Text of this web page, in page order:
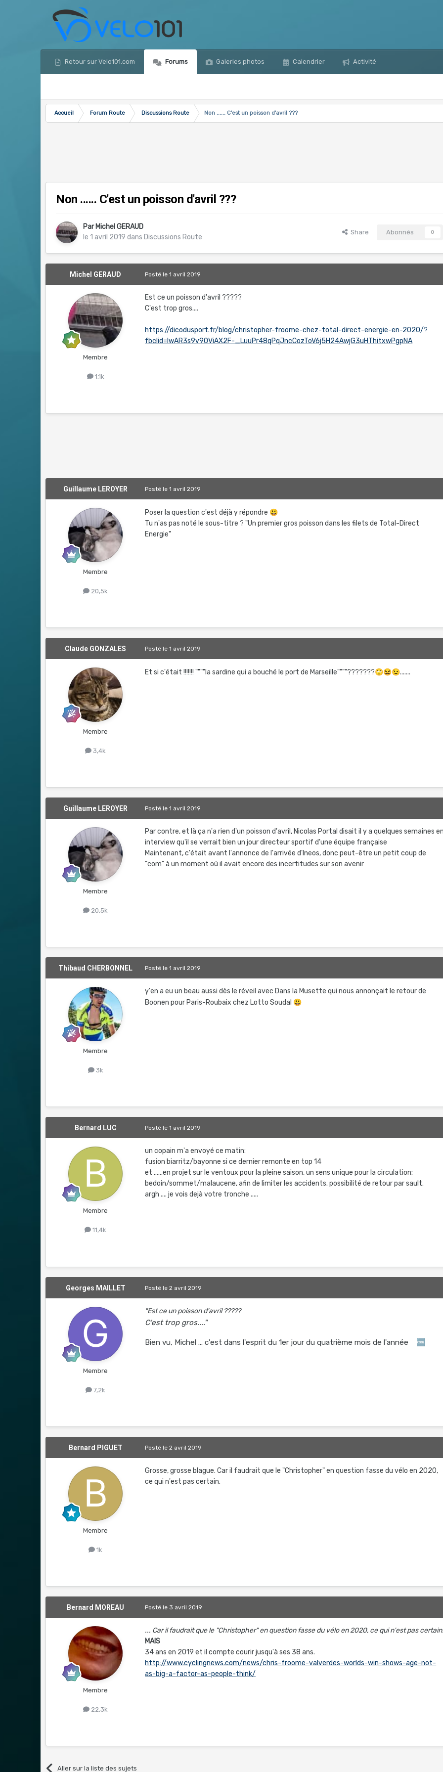
Retour sur Velo101.com Forums Galeries photos Calendrier Activité
Accueil Forum Route Discussions Route Non ...... C'est un poisson d'avril ???
Non ...... C'est un poisson d'avril ???
Par Michel GERAUD
le 1 avril 2019 dans Discussions Route
Share Abonnés 0
Michel GERAUD
Membre
1,1k
Postéle 1 avril 2019
Est ce un poisson d'avril ?????
C'est trop gros....
https://dicodusport.fr/blog/christopher-froome-chez-total-direct-energie-en-2020/?
fbclid=IwAR3s9v9OViAX2F-_LuuPr48qPqJncCozToV6j5H24AwjG3uHThitxwPgpNA
Guillaume LEROYER
Membre
20,5k
Postéle 1 avril 2019
Poser la question c'est déjà y répondre 😃
Tu n'as pas noté le sous-titre ? "Un premier gros poisson dans les filets de Total-Direct
Energie"
Claude GONZALES
Membre
3,4k
Postéle 1 avril 2019
Et si c'était !!!!!!! """"la sardine qui a bouché le port de Marseille""""???????🙄😆😉.......
Guillaume LEROYER
Membre
20,5k
Postéle 1 avril 2019
Par contre, et là ça n'a rien d'un poisson d'avril, Nicolas Portal disait il y a quelques semaines
interview qu'il se verrait bien un jour directeur sportif d'une équipe française
Maintenant, c'était avant l'annonce de l'arrivée d'Ineos, donc peut-être un petit coup de
"com" à un moment où il avait encore des incertitudes sur son avenir
Thibaud CHERBONNEL
Membre
3k
Postéle 1 avril 2019
y'en a eu un beau aussi dès le réveil avec Dans la Musette qui nous annonçait le retour de
Boonen pour Paris-Roubaix chez Lotto Soudal 😃
Bernard LUC
Membre
11,4k
Postéle 1 avril 2019
un copain m'a envoyé ce matin:
fusion biarritz/bayonne si ce dernier remonte en top 14
et ......en projet sur le ventoux pour la pleine saison, un sens unique pour la circulation:
bedoin/sommet/malaucene, afin de limiter les accidents. possibilité de retour par sault.
argh .... je vois dejà votre tronche .....
Georges MAILLET
Membre
7,2k
Postéle 2 avril 2019
"Est ce un poisson d'avril ?????
C'est trop gros...."
Bien vu, Michel ... c'est dans l'esprit du 1er jour du quatrième mois de l'année 🆒
Bernard PIGUET
Membre
1k
Postéle 2 avril 2019
Grosse, grosse blague. Car il faudrait que le "Christopher" en question fasse du vélo en 2020,
ce qui n'est pas certain.
Bernard MOREAU
Membre
22,3k
Postéle 3 avril 2019
... Car il faudrait que le "Christopher" en question fasse du vélo en 2020, ce qui n'est pas
MAIS
34 ans en 2019 et il compte courir jusqu'à ses 38 ans.
http://www.cyclingnews.com/news/chris-froome-valverdes-worlds-win-shows-age-not-
as-big-a-factor-as-people-think/
Aller sur la liste des sujets